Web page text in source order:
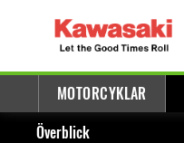
MOTORCYKLAR
Överblick